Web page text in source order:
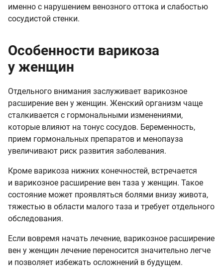
именно с нарушением венозного оттока и слабостью
сосудистой стенки.
Особенности варикоза
у женщин
Отдельного внимания заслуживает варикозное
расширение вен у женщин. Женский организм чаще
сталкивается с гормональными изменениями,
которые влияют на тонус сосудов. Беременность,
прием гормональных препаратов и менопауза
увеличивают риск развития заболевания.
Кроме варикоза нижних конечностей, встречается
и варикозное расширение вен таза у женщин. Такое
состояние может проявляться болями внизу живота,
тяжестью в области малого таза и требует отдельного
обследования.
Если вовремя начать лечение, варикозное расширение
вен у женщин лечение переносится значительно легче
и позволяет избежать осложнений в будущем.